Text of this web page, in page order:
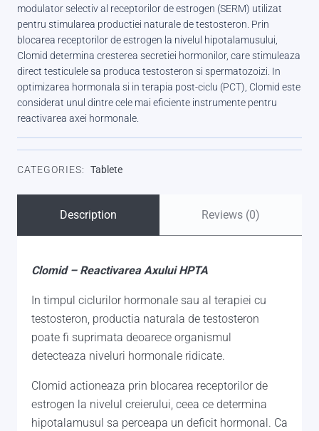
modulator selectiv al receptorilor de estrogen (SERM) utilizat
pentru stimularea productiei naturale de testosteron. Prin
blocarea receptorilor de estrogen la nivelul hipotalamusului,
Clomid determina cresterea secretiei hormonilor, care stimuleaza
direct testiculele sa produca testosteron si spermatozoizi. In
optimizarea hormonala si in terapia post-ciclu (PCT), Clomid este
considerat unul dintre cele mai eficiente instrumente pentru
reactivarea axei hormonale.
CATEGORIES: Tablete
Description Reviews (0)
Clomid – Reactivarea Axului HPTA
In timpul ciclurilor hormonale sau al terapiei cu
testosteron, productia naturala de testosteron
poate fi suprimata deoarece organismul
detecteaza niveluri hormonale ridicate.
Clomid actioneaza prin blocarea receptorilor de
estrogen la nivelul creierului, ceea ce determina
hipotalamusul sa perceapa un deficit hormonal. Ca